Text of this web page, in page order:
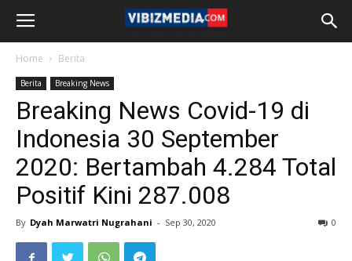
Home Berita
Berita Breaking News
Breaking News Covid-19 di
Indonesia 30 September
2020: Bertambah 4.284 Total
Positif Kini 287.008
By Dyah Marwatri Nugrahani - Sep 30, 2020 0